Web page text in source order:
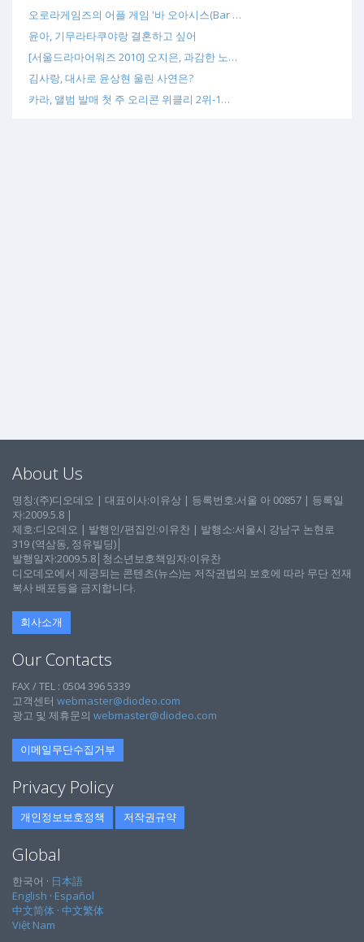
오로라게임즈의 어플 게임 '바 오아시스(Bar …
윤아, 기무라타쿠야랑 결혼하고 싶어
[서울드라마어워즈 2010] 오지은, 과감한 노…
김사랑, 대사로 윤상현 울린 사연은?
카라, 앨범 발매 첫 주 오리콘 위클리 2위-1…
About Us
명칭:(주)디오데오 | 대표이사:이유상 | 등록번호:서울 아 00857 | 등록일
자:2009.5.8 |
제호:디오데오 | 발행인/편집인:이유찬 | 발행소:서울시 강남구 논현로
319 (역삼동, 정유빌딩)│
발행일자:2009.5.8│청소년보호책임자:이유찬
디오데오에서 제공되는 콘텐츠(뉴스)는 저작권법의 보호에 따라 무단 전재
복사 배포등을 금지합니다.
회사소개
Our Contacts
FAX / TEL : 0504 396 5339
고객센터 webmaster@diodeo.com
광고 및 제휴문의 webmaster@diodeo.com
이메일무단수집거부
Privacy Policy
개인정보보호정책 저작권규약
Global
한국어 · 日本語
English · Español
中文简体 · 中文繁体
Việt Nam